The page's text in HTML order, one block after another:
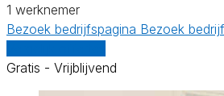
1 werknemer
Bezoek bedrijfspagina Bezoek
Gratis - Vrijblijvend